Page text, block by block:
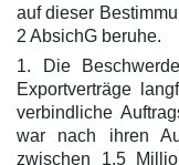
auf dieser
2 AbsichG beruhe.
1. Die
Exportverträge
verbindliche
war nach ihren
zwischen 1,5